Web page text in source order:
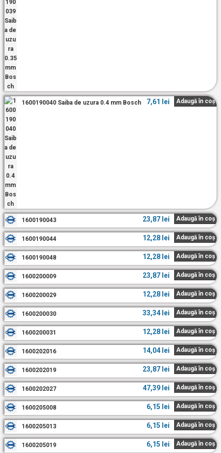
1600190040 Saiba de uzura 0.4 mm Bosch 7,61 lei Adaugă în coș
1600190043 23,87 lei Adaugă în coș
1600190044 12,28 lei Adaugă în coș
1600190048 12,28 lei Adaugă în coș
1600200009 23,87 lei Adaugă în coș
1600200029 12,28 lei Adaugă în coș
1600200030 33,34 lei Adaugă în coș
1600200031 12,28 lei Adaugă în coș
1600202016 14,04 lei Adaugă în coș
1600202019 23,87 lei Adaugă în coș
1600202027 47,39 lei Adaugă în coș
1600205008 6,15 lei Adaugă în coș
1600205013 6,15 lei Adaugă în coș
1600205019 6,15 lei Adaugă în coș